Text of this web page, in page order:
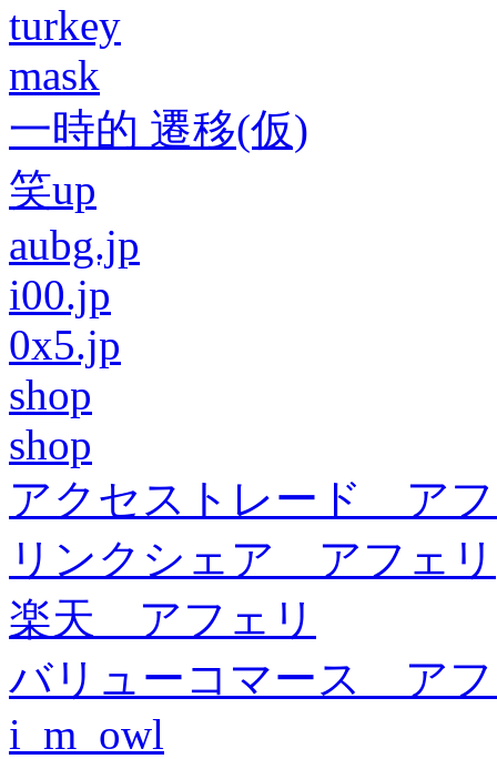
turkey
mask
一時的 遷移(仮)
笑up
aubg.jp
i00.jp
0x5.jp
shop
shop
アクセストレード ア
リンクシェア アフェリ
楽天 アフェリ
バリューコマース ア
i_m_owl